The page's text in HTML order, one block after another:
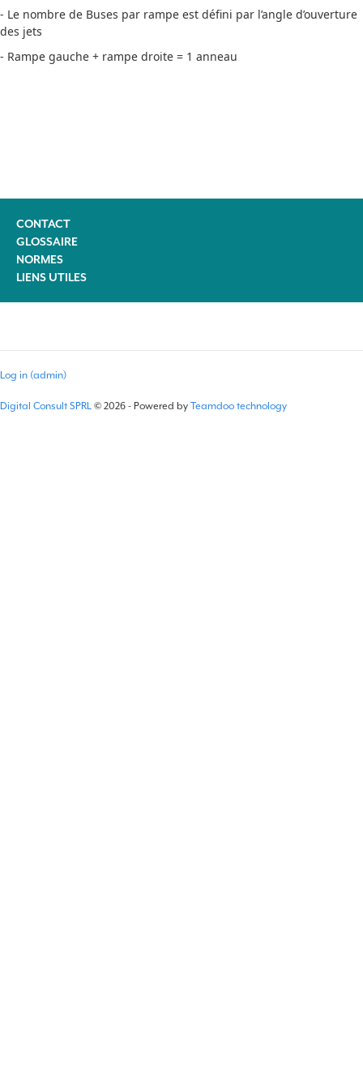
- Le nombre de Buses par rampe est défini par l’angle d’ouverture
des jets
- Rampe gauche + rampe droite = 1 anneau
CONTACT
GLOSSAIRE
NORMES
LIENS UTILES
Log in (admin)
Digital Consult SPRL © 2026 - Powered by Teamdoo technology